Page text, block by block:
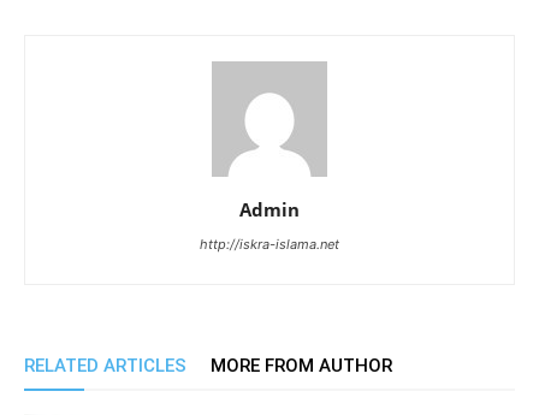
Admin
http://iskra-islama.net
RELATED ARTICLES MORE FROM AUTHOR